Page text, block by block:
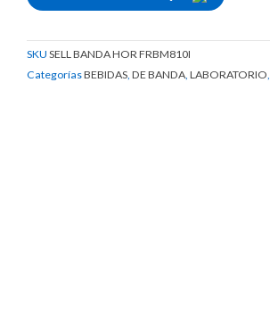
SKU SELL BANDA HOR FRBM810I
CategoríasBEBIDAS, DE BANDA, LABORATORIO,